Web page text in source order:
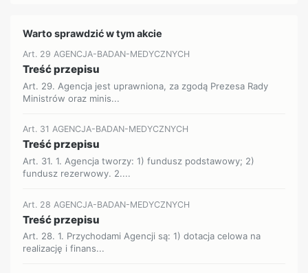
Warto sprawdzić w tym akcie
Art. 29 AGENCJA-BADAN-MEDYCZNYCH
Treść przepisu
Art. 29. Agencja jest uprawniona, za zgodą Prezesa Rady
Ministrów oraz minis...
Art. 31 AGENCJA-BADAN-MEDYCZNYCH
Treść przepisu
Art. 31. 1. Agencja tworzy: 1) fundusz podstawowy; 2)
fundusz rezerwowy. 2....
Art. 28 AGENCJA-BADAN-MEDYCZNYCH
Treść przepisu
Art. 28. 1. Przychodami Agencji są: 1) dotacja celowa na
realizację i finans...